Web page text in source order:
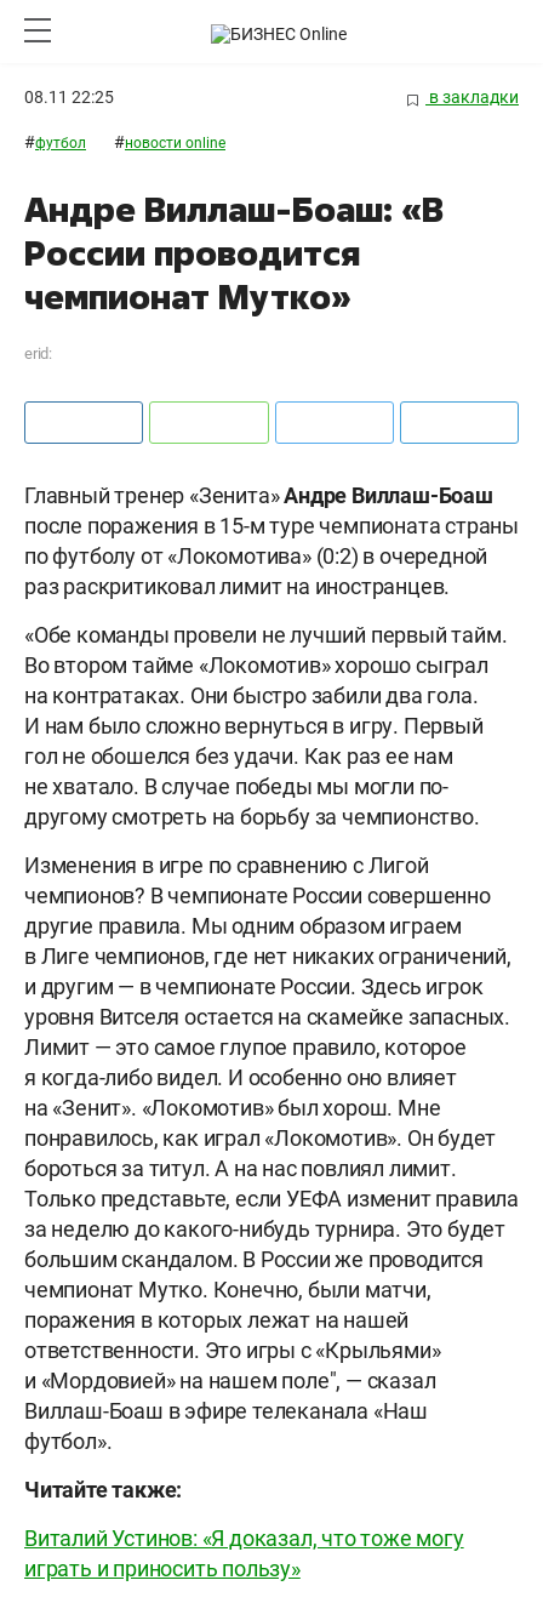
08.11 22:25 в закладки
#футбол #новости online
Андре Виллаш-Боаш: «В
России проводится
чемпионат Мутко»
erid:
Главный тренер «Зенита»Андре Виллаш-Боаш
после поражения в 15-м туре чемпионата страны
по футболу от «Локомотива» (0:2) в очередной
раз раскритиковал лимит на иностранцев.
«Обе команды провели не лучший первый тайм.
Во втором тайме «Локомотив» хорошо сыграл
на контратаках. Они быстро забили два гола.
И нам было сложно вернуться в игру. Первый
гол не обошелся без удачи. Как раз ее нам
не хватало. В случае победы мы могли по-
другому смотреть на борьбу за чемпионство.
Изменения в игре по сравнению с Лигой
чемпионов? В чемпионате России совершенно
другие правила. Мы одним образом играем
в Лиге чемпионов, где нет никаких ограничений,
и другим — в чемпионате России. Здесь игрок
уровня Витселя остается на скамейке запасных.
Лимит — это самое глупое правило, которое
я когда-либо видел. И особенно оно влияет
на «Зенит». «Локомотив» был хорош. Мне
понравилось, как играл «Локомотив». Он будет
бороться за титул. А на нас повлиял лимит.
Только представьте, если УЕФА изменит правила
за неделю до какого-нибудь турнира. Это будет
большим скандалом. В России же проводится
чемпионат Мутко. Конечно, были матчи,
поражения в которых лежат на нашей
ответственности. Это игры с «Крыльями»
и «Мордовией» на нашем поле", — сказал
Виллаш-Боаш в эфире телеканала «Наш
футбол».
Читайте также:
Виталий Устинов: «Я доказал, что тоже могу
играть и приносить пользу»